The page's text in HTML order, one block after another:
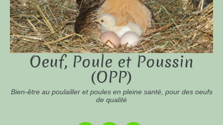
Oeuf, Poule et Poussin
(OPP)
Bien-être au poulailler et poules en pleine santé, pour des oeufs
de qualité